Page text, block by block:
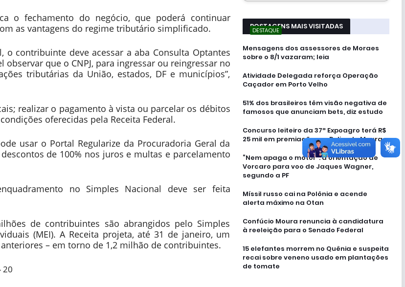
o fechamento do negócio, que poderá continuar
as vantagens do regime tributário simplificado.
contribuinte deve acessar a aba Consulta Optantes
que o CNPJ, para ingressar ou reingressar no
tributárias da União, estados, DF e municípios”,
realizar o pagamento à vista ou parcelar os débitos
oferecidas pela Receita Federal.
usar o Portal Regularize da Procuradoria Geral da
de 100% nos juros e multas e parcelamento
no Simples Nacional deve ser feita
de contribuintes são abrangidos pelo Simples
(MEI). A Receita projeta, até 31 de janeiro, um
– em torno de 1,2 milhão de contribuintes.
20
POSTAGENS MAIS VISITADAS
DESTAQUE
Mensagens dos assessores de Moraes
sobre o 8/1 vazaram; leia
Atividade Delegada reforça Operação
Caçador em Porto Velho
51% dos brasileiros têm visão negativa de
famosos que anunciam bets, diz estudo
Concurso leiteiro da 37ª Expoagro terá R$
25 mil em premiação em Rolim de Moura
“Nem apaga o motor”: a orientação de
Vorcaro para voo de Jaques Wagner,
segundo a PF
Míssil russo cai na Polônia e acende
alerta máximo na Otan
Confúcio Moura renuncia à candidatura
à reeleição para o Senado Federal
15 elefantes morrem no Quênia e suspeita
recai sobre veneno usado em plantações
de tomate